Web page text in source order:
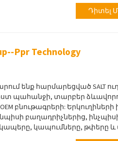
Դիտել
Ppr Technology
ենք հարմարեցված SALT
պահանջի, տարբեր
բնութագրերի:
բաղադրիչներից,
կապերը, կապումները, թփերը և